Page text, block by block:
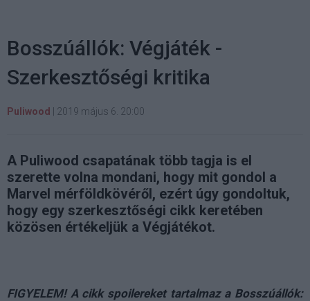
Bosszúállók: Végjáték -
Szerkesztőségi kritika
Puliwood 2019 május 6. 20:00
A Puliwood csapatának több tagja is el
szerette volna mondani, hogy mit gondol a
Marvel mérföldkövéről, ezért úgy gondoltuk,
hogy egy szerkesztőségi cikk keretében
közösen értékeljük a Végjátékot.
FIGYELEM! A cikk spoilereket tartalmaz a Bosszúállók: